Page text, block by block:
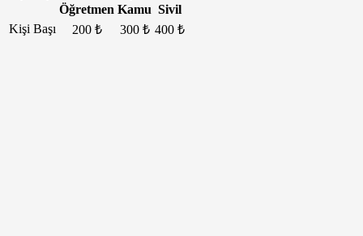
Öğretmen Kamu Sivil
Kişi Başı
200 ₺ 300 ₺ 400 ₺